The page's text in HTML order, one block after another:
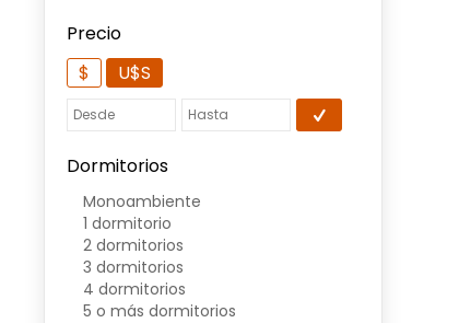
Precio
$
U$S
Dormitorios
Monoambiente
1 dormitorio
2 dormitorios
3 dormitorios
4 dormitorios
5 o más dormitorios